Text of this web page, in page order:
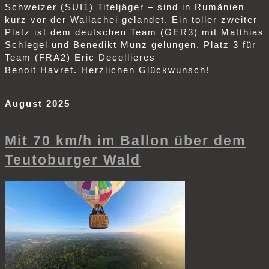
Schweizer (SUI1) Titeljäger – sind in Rumänien
kurz vor der Wallachei gelandet. Ein toller zweiter
Platz ist dem deutschen Team (GER3) mit Matthias
Schlegel und Benedikt Munz gelungen. Platz 3 für
Team (FRA2) Eric Decellieres
Benoit Havret. Herzlichen Glückwunsch!
August 2025
Mit 70 km/h im Ballon über dem
Teutoburger Wald